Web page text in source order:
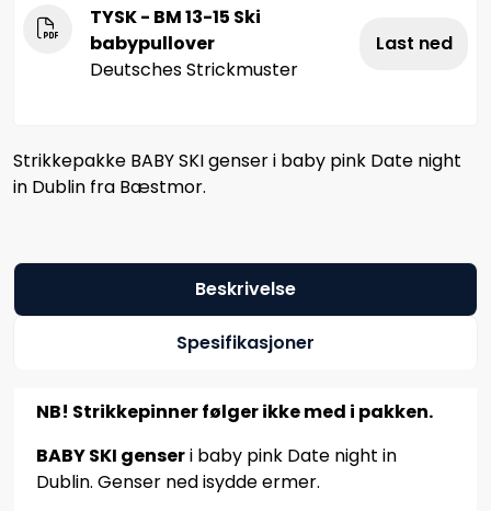
TYSK - BM 13-15 Ski
babypullover
Deutsches Strickmuster
Last ned
Strikkepakke BABY SKI genser i baby pink Date night
in Dublin fra Bæstmor.
Beskrivelse
Spesifikasjoner
NB! Strikkepinner følger ikke med i pakken.
BABY SKI genseri baby pink Date night in
Dublin. Genser ned isydde ermer.